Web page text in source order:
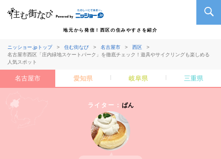
地元から発信！西区の住みやすさを紹介
ニッショー.jpトップ 住む街なび 名古屋市
西区
名古屋市西区「庄内緑地スケートパーク」を徹底チェック！遊具やサイクリングも楽しめる
人気スポット
名古屋市 愛知県 岐阜県 三重県
ライター： ぱん